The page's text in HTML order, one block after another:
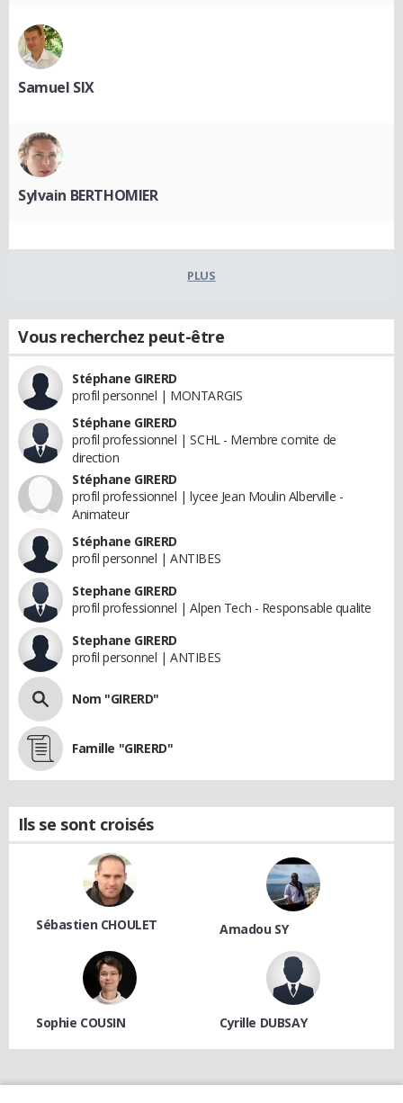
Samuel SIX
Sylvain BERTHOMIER
PLUS
Vous recherchez peut-être
Stéphane GIRERD
profil personnel | MONTARGIS
Stéphane GIRERD
profil professionnel | SCHL - Membre comite de
direction
Stéphane GIRERD
profil professionnel | lycee Jean Moulin Alberville -
Animateur
Stéphane GIRERD
profil personnel | ANTIBES
Stephane GIRERD
profil professionnel | Alpen Tech - Responsable qualite
Stephane GIRERD
profil personnel | ANTIBES
Nom "GIRERD"
Famille "GIRERD"
Ils se sont croisés
Sébastien CHOULET Amadou SY
Sophie COUSIN Cyrille DUBSAY